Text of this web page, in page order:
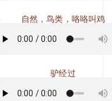
自然，鸟类，咯咯叫鸡
驴经过